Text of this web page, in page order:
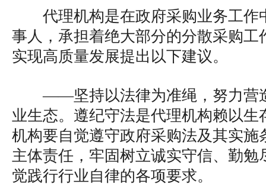
代理机构是在政府采购业务工作
事人，承担着绝大部分的分散采购工
实现高质量发展提出以下建议。
——坚持以法律为准绳，努力营
业生态。遵纪守法是代理机构赖以生
机构要自觉遵守政府采购法及其实施
主体责任，牢固树立诚实守信、勤勉
觉践行行业自律的各项要求。